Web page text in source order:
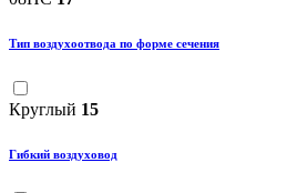
Тип воздухоотвода по форме сечения
Круглый 15
Гибкий воздуховод